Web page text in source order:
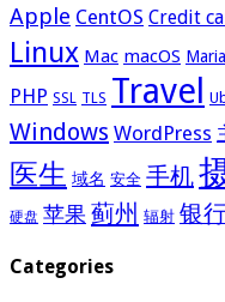
Apple CentOS Credit
Linux Mac macOS
PHP SSL TLS Travel
Windows WordPress
医生 域名 安全 手机
硬盘 苹果 蓟州 辐射 银
Categories